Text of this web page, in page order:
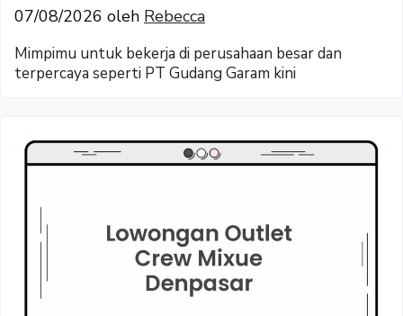
07/08/2026 oleh Rebecca
Mimpimu untuk bekerja di perusahaan besar dan
terpercaya seperti PT Gudang Garam kini